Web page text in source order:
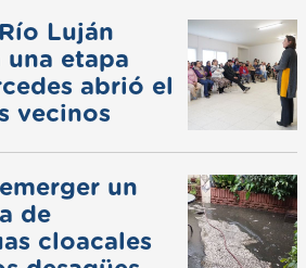
Luján
una etapa
abrió el
vecinos
un
de
cloacales